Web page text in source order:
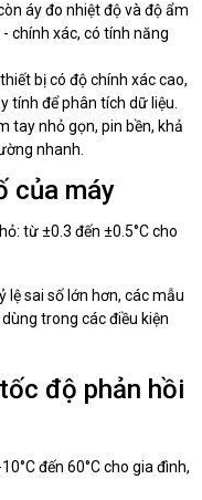
áy đo nhiệt độ và độ ẩm
chính xác, có tính năng
bị có độ chính xác cao,
tính để phân tích dữ liệu.
tay nhỏ gọn, pin bền, khả
nhanh.
của máy
từ ±0.3 đến ±0.5°C cho
lệ sai số lớn hơn, các mẫu
trong các điều kiện
độ phản hồi
đến 60°C cho gia đình,